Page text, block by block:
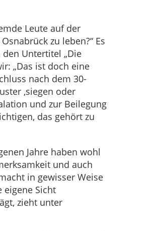
Leute auf der
zu leben?“ Es
Untertitel „Die
„Das ist doch eine
nach dem 30-
‚siegen oder
und zur Beilegung
das gehört zu
Jahre haben wohl
und auch
in gewisser Weise
Sicht
zieht unter